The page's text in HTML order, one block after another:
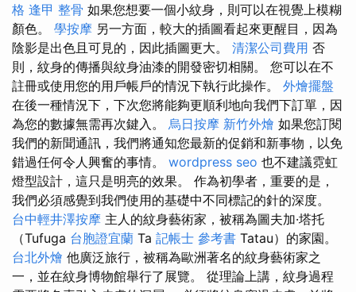
格 逢甲 整骨 如果您想要一個小紋身，則可以在視覺上模糊
顏色。 學按摩 另一方面，較大的插圖看起來更醒目，因為
陰影是出色且可見的，因此插圖更大。 清潔公司費用 否
則，紋身的傳播與紋身油漆的開發密切相關。 您可以在不
註冊或使用您的用戶帳戶的情況下執行此操作。 外燴擺盤
在後一種情況下，下次您將能夠更順利地向我們下訂單，因
為您的數據無需再次鍵入。 烏日按摩 新竹外燴 如果您訂閱
我們的新聞通訊，我們將通知您最新的促銷和新事物，以免
錯過任何令人興奮的事情。 wordpress seo 也不建議霓虹
燈型設計，這只是明亮的效果。 作為初學者，重要的是，
我們必須感覺到我們使用的基礎中不同標記的針的深度。
台中輕井澤按摩 主人的紋身藝術家，被稱為圖夫加·塔托
（Tufuga 台胞證宜蘭 Ta 記帳士 參考書 Tatau）的家園。
台北外燴 他廣泛旅行，被稱為歐洲著名的紋身藝術家之
一，並在紋身博物館舉行了展覽。 從理論上講，紋身過程